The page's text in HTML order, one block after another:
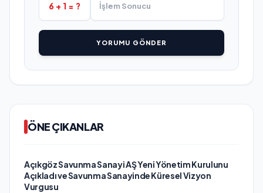
6 + 1 = ?
YORUMU GÖNDER
ÖNE ÇIKANLAR
Açıkgöz Savunma Sanayi AŞ Yeni Yönetim Kurulunu
Açıkladı ve Savunma Sanayinde Küresel Vizyon
Vurgusu